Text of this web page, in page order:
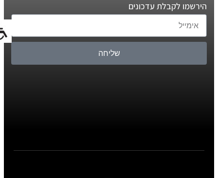
הירשמו לקבלת עדכונים
שליחה